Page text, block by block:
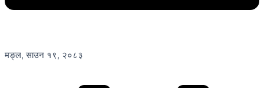
मङ्ल, साउन १९, २०८३